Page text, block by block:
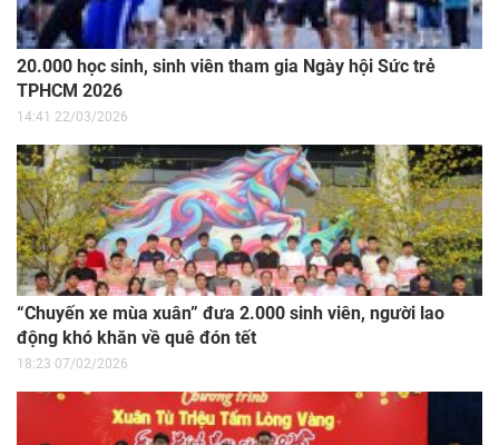
20.000 học sinh, sinh viên tham gia Ngày hội Sức trẻ
TPHCM 2026
14:41 22/03/2026
“Chuyến xe mùa xuân” đưa 2.000 sinh viên, người lao
động khó khăn về quê đón tết
18:23 07/02/2026